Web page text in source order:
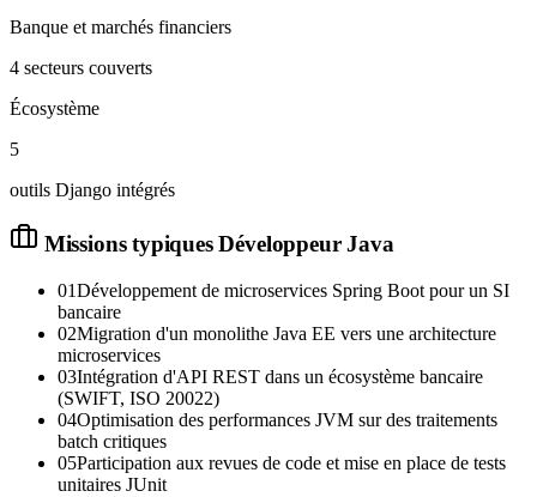
Banque et marchés financiers
4 secteurs couverts
Écosystème
5
outils Django intégrés
Missions typiquesDéveloppeur Java
01Développement de microservices Spring Boot pour un SI
bancaire
02Migration d'un monolithe Java EE vers une architecture
microservices
03Intégration d'API REST dans un écosystème bancaire
(SWIFT, ISO 20022)
04Optimisation des performances JVM sur des traitements
batch critiques
05Participation aux revues de code et mise en place de tests
unitaires JUnit